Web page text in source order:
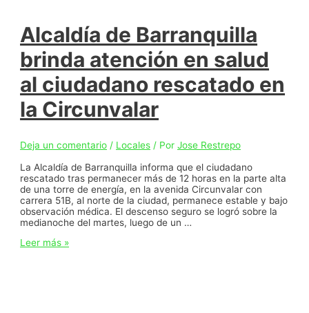
menor
tasa
de
desempleo
para
marzo-
mayo
desde
2021:
Alcaldía de Barranquilla
brinda atención en salud
al ciudadano rescatado en
la Circunvalar
Deja un comentario / Locales / PorJose Restrepo
La Alcaldía de Barranquilla informa que el ciudadano
rescatado tras permanecer más de 12 horas en la parte alta
de una torre de energía, en la avenida Circunvalar con
carrera 51B, al norte de la ciudad, permanece estable y bajo
observación médica. El descenso seguro se logró sobre la
medianoche del martes, luego de un …
Alcaldía
Leer más »